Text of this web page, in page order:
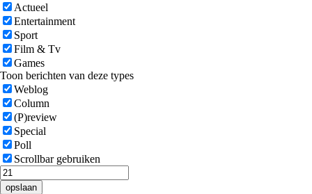
Actueel
Entertainment
Sport
Film & Tv
Games
Toon berichten van deze types
Weblog
Column
(P)review
Special
Poll
Scrollbar gebruiken
opslaan